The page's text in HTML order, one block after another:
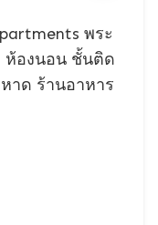
พระ
ห้องนอน ชั้นติด
าด ร้านอาหาร